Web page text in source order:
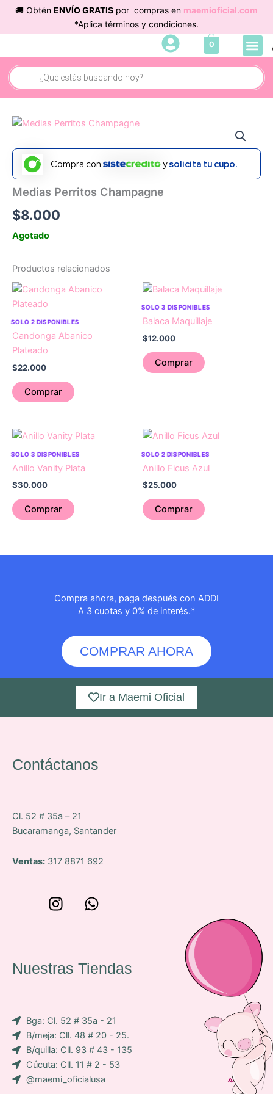
contenido
🚚 Obtén ENVÍO GRATIS por compras en maemioficial.com
*Aplica términos y condiciones.
0
Búsqueda
de
productos
Compra con ysolicita tu cupo.
Medias Perritos Champagne
$8.000
Agotado
Productos relacionados
SOLO 2 DISPONIBLES
Candonga Abanico
Plateado
$22.000
Comprar
SOLO 3 DISPONIBLES
Balaca Maquillaje
$12.000
Comprar
SOLO 3 DISPONIBLES
Anillo Vanity Plata
$30.000
Comprar
SOLO 2 DISPONIBLES
Anillo Ficus Azul
$25.000
Comprar
Compra ahora, paga después con ADDI
A 3 cuotas y 0% de interés.*
COMPRAR AHORA
Ir a Maemi Oficial
Contáctanos
Cl. 52 # 35a – 21
Bucaramanga, Santander
Ventas: 317 8871 692
e
p
c
o
n
-
f
I
a
g
m
W
s
a
Nuestras Tiendas
Bga: Cl. 52 # 35a - 21
B/meja: Cll. 48 # 20 - 25.
B/quilla: Cll. 93 # 43 - 135
Cúcuta: Cll. 11 # 2 - 53
@maemi_oficialusa